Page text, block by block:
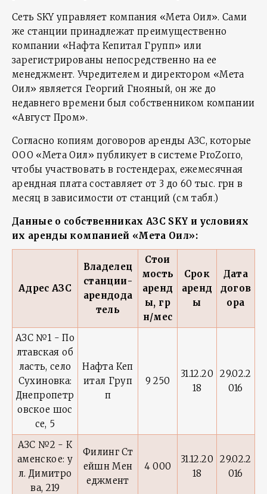
Сеть SKY управляет компания «Мета Оил». Сами
же станции принадлежат преимущественно
компании «Нафта Кепитал Групп» или
зарегистрированы непосредственно на ее
менеджмент. Учредителем и директором «Мета
Оил» является Георгий Гнояный, он же до
недавнего времени был собственником компании
«Август Пром».
Согласно копиям договоров аренды АЗС, которые
ООО «Мета Оил» публикует в системе ProZorro,
чтобы участвовать в гостендерах, ежемесячная
арендная плата составляет от 3 до 60 тыс. грн в
месяц в зависимости от станций (см табл.)
Данные о собственниках АЗС SKY и условиях
их аренды компанией «Мета Оил»:
Адрес АЗС
Владелец
станции-
арендода
тель
Стои
мость
аренд
ы, гр
н/мес
Срок
аренд
ы
Дата
догов
ора
АЗС №1 - По
лтавская об
ласть, село
Сухиновка:
Днепропетр
овское шос
се, 5
Нафта Кеп
итал Груп
п
9 250
31.12.20
18
29.02.2
016
АЗС №2 - К
аменское: у
л. Димитро
ва, 219
Филинг Ст
ейшн Мен
еджмент
4 000
31.12.20
18
29.02.2
016